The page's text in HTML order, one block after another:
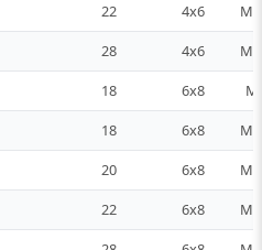
22 4x6 M
28 4x6 M
18 6x8 M
18 6x8 M
20 6x8 M
22 6x8 M